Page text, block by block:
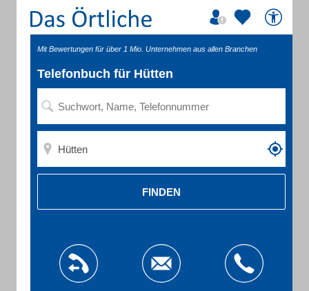
Mit Bewertungen für über 1 Mio. Unternehmen aus allen Branchen
Telefonbuch für Hütten
FINDEN